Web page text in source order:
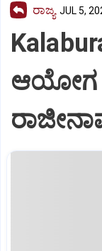
ರಾಜ್ಯ JUL 5,
ಆಯೋಗ